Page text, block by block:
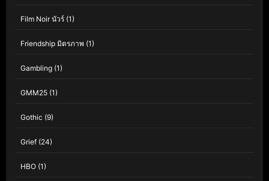
Film Noir นัวร์ (1)
Friendship มิตรภาพ (1)
Gambling (1)
GMM25 (1)
Gothic (9)
Grief (24)
HBO (1)